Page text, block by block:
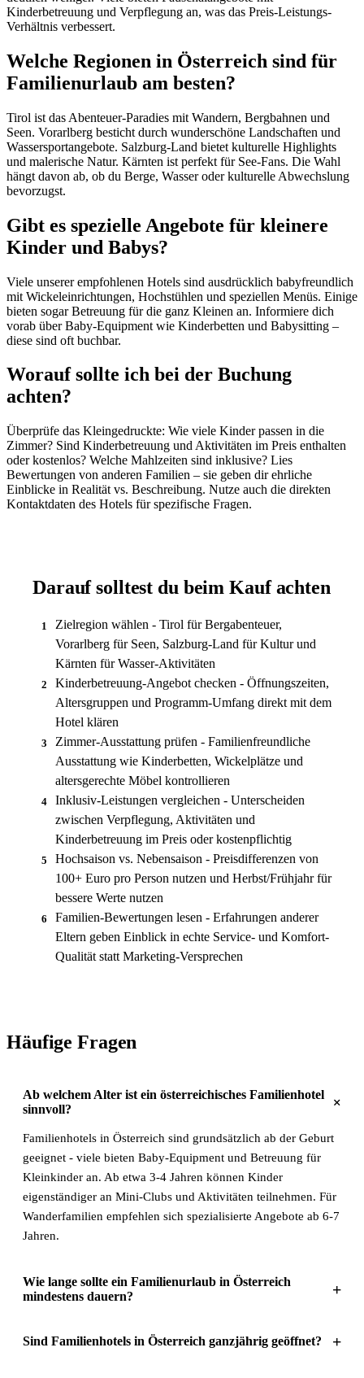
Kinderbetreuung und Verpflegung an, was das Preis-Leistungs-
Verhältnis verbessert.
Welche Regionen in Österreich sind für
Familienurlaub am besten?
Tirol ist das Abenteuer-Paradies mit Wandern, Bergbahnen und
Seen. Vorarlberg besticht durch wunderschöne Landschaften und
Wassersportangebote. Salzburg-Land bietet kulturelle Highlights
und malerische Natur. Kärnten ist perfekt für See-Fans. Die Wahl
hängt davon ab, ob du Berge, Wasser oder kulturelle Abwechslung
bevorzugst.
Gibt es spezielle Angebote für kleinere
Kinder und Babys?
Viele unserer empfohlenen Hotels sind ausdrücklich babyfreundlich
mit Wickeleinrichtungen, Hochstühlen und speziellen Menüs. Einige
bieten sogar Betreuung für die ganz Kleinen an. Informiere dich
vorab über Baby-Equipment wie Kinderbetten und Babysitting –
diese sind oft buchbar.
Worauf sollte ich bei der Buchung
achten?
Überprüfe das Kleingedruckte: Wie viele Kinder passen in die
Zimmer? Sind Kinderbetreuung und Aktivitäten im Preis enthalten
oder kostenlos? Welche Mahlzeiten sind inklusive? Lies
Bewertungen von anderen Familien – sie geben dir ehrliche
Einblicke in Realität vs. Beschreibung. Nutze auch die direkten
Kontaktdaten des Hotels für spezifische Fragen.
Darauf solltest du beim Kauf achten
1
Zielregion wählen - Tirol für Bergabenteuer,
Vorarlberg für Seen, Salzburg-Land für Kultur und
Kärnten für Wasser-Aktivitäten
2
Kinderbetreuung-Angebot checken - Öffnungszeiten,
Altersgruppen und Programm-Umfang direkt mit dem
Hotel klären
3
Zimmer-Ausstattung prüfen - Familienfreundliche
Ausstattung wie Kinderbetten, Wickelplätze und
altersgerechte Möbel kontrollieren
4
Inklusiv-Leistungen vergleichen - Unterscheiden
zwischen Verpflegung, Aktivitäten und
Kinderbetreuung im Preis oder kostenpflichtig
5
Hochsaison vs. Nebensaison - Preisdifferenzen von
100+ Euro pro Person nutzen und Herbst/Frühjahr für
bessere Werte nutzen
6
Familien-Bewertungen lesen - Erfahrungen anderer
Eltern geben Einblick in echte Service- und Komfort-
Qualität statt Marketing-Versprechen
Häufige Fragen
Ab welchem Alter ist ein österreichisches Familienhotel
sinnvoll?
+
Familienhotels in Österreich sind grundsätzlich ab der Geburt
geeignet - viele bieten Baby-Equipment und Betreuung für
Kleinkinder an. Ab etwa 3-4 Jahren können Kinder
eigenständiger an Mini-Clubs und Aktivitäten teilnehmen. Für
Wanderfamilien empfehlen sich spezialisierte Angebote ab 6-7
Jahren.
Wie lange sollte ein Familienurlaub in Österreich
mindestens dauern?
+
Sind Familienhotels in Österreich ganzjährig geöffnet? +